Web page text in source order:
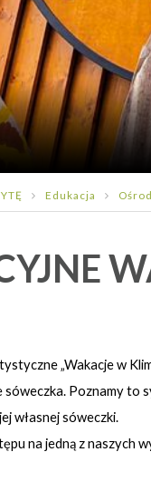
Edukacja
„Wakacje w
Poznamy
własnej sóweczki.
na jedną z naszych